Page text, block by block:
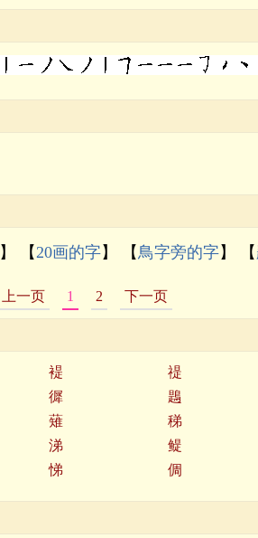
】 【20画的字】 【鳥字旁的字】 【
上一页 1 2 下一页
褆
禔
徲
鶗
薙
稊
涕
鳀
悌 倜